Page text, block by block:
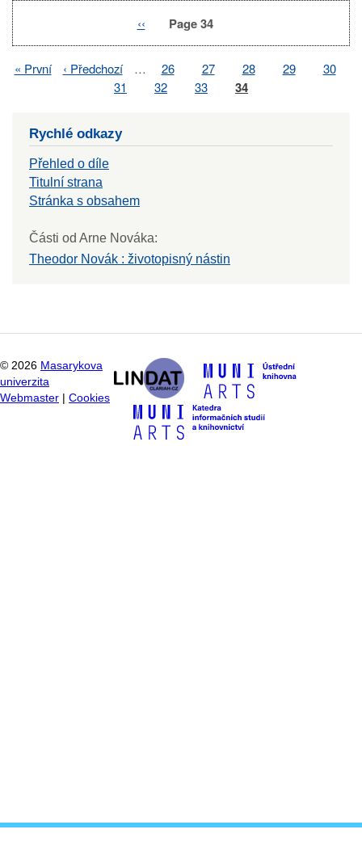
Previous
‹‹ Page 34
First
« První
Previous
‹ Předchozí … Page
26 Page
27 Page
28 Page
29 Page
30
Page
31 Page
32 Page
33 Page
34
Rychlé odkazy
Přehled o díle
Titulní strana
Stránka s obsahem
Části od Arne Nováka:
Theodor Novák : životopisný nástin
© 2026 Masarykova
univerzita
Webmaster
Cookies